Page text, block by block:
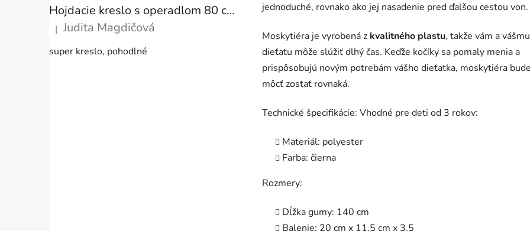
Hojdacie kreslo s operadlom 80 cm + vankúše
Hodnotenie produktu je 5 z 5 hviezdičiek.
| Judita Magdičová
super kreslo, pohodlné
jednoduché, rovnako ako jej nasadenie pred ďalšou cestou von.
Moskytiéra je vyrobená z kvalitného plastu, takže vám a vášmu
dieťaťu môže slúžiť dlhý čas. Keďže kočíky sa pomaly menia a
prispôsobujú novým potrebám vášho dieťatka, moskytiéra
môcť zostať rovnaká.
Technické špecifikácie: Vhodné pre deti od 3 rokov:
Materiál: polyester
Farba: čierna
Rozmery:
Dĺžka gumy: 140 cm
Balenie: 20 cm x 11,5 cm x 3,5